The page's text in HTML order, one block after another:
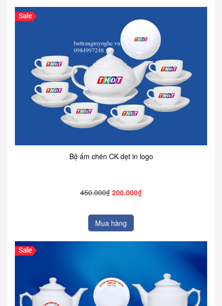
Bộ ấm chén CK dẹt in logo
450.000₫ 200.000₫
Mua hàng